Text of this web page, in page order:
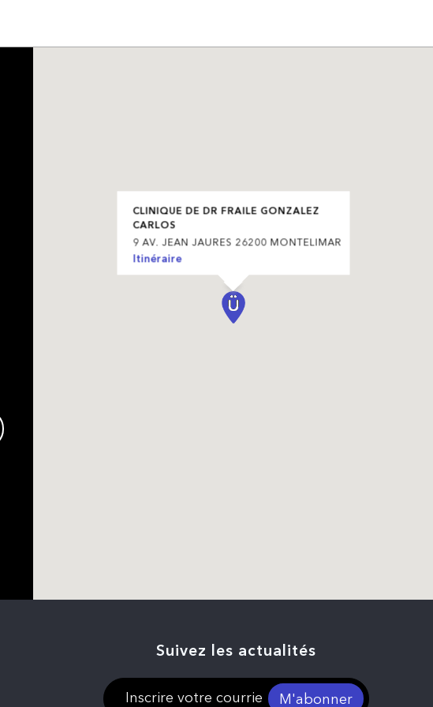
CLINIQUE DE DR FRAILE GONZALEZ
CARLOS
9 AV. JEAN JAURES 26200 MONTELIMAR
Itinéraire
Suivez les actualités
M'abonner